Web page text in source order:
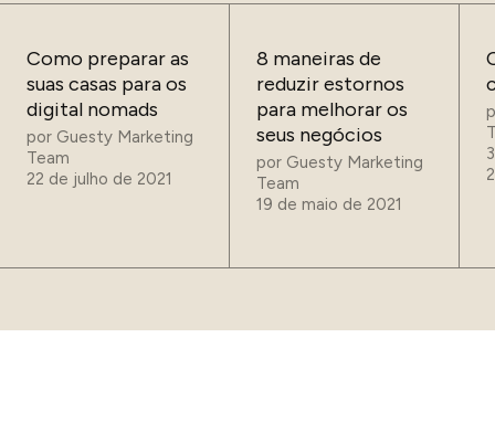
Como preparar as
suas casas para os
digital nomads
por Guesty Marketing
Team
22 de julho de 2021
8 maneiras de
reduzir estornos
para melhorar os
seus negócios
por Guesty Marketing
Team
19 de maio de 2021